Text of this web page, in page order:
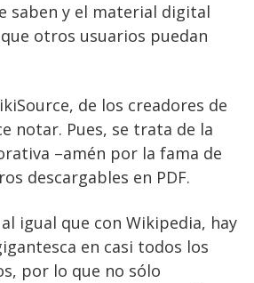
saben y el material digital
otros usuarios puedan
de los creadores de
notar. Pues, se trata de la
–amén por la fama de
descargables en PDF.
igual que con Wikipedia, hay
en casi todos los
por lo que no sólo